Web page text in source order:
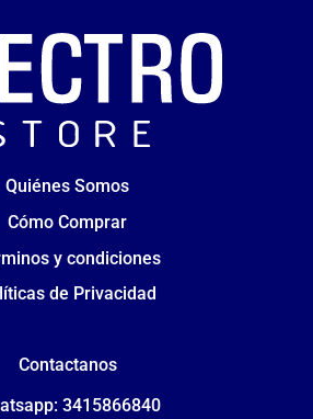
Quiénes Somos
Cómo Comprar
y condiciones
de Privacidad
Contactanos
3415866840